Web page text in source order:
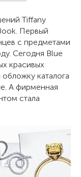
Tiffany
Первый
с предметами
Сегодня Blue
красивых
каталога
А фирменная
стала